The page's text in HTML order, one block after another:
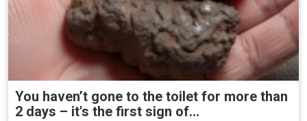
You haven’t gone to the toilet for more than
2 days – it's the first sign of...